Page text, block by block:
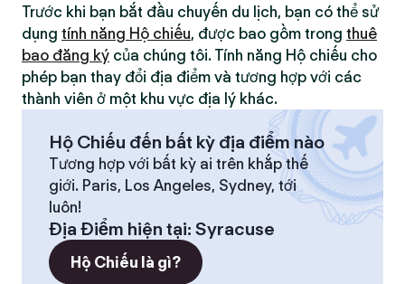
Trước khi bạn bắt đầu chuyến du lịch, bạn có thể sử
dụng tính năng Hộ chiếu, được bao gồm trong thuê
bao đăng ký của chúng tôi. Tính năng Hộ chiếu cho
phép bạn thay đổi địa điểm và tương hợp với các
thành viên ở một khu vực địa lý khác.
Hộ Chiếu đến bất kỳ địa điểm nào
Tương hợp với bất kỳ ai trên khắp thế
giới. Paris, Los Angeles, Sydney, tới
luôn!
Địa Điểm hiện tại: Syracuse
Hộ Chiếu là gì?